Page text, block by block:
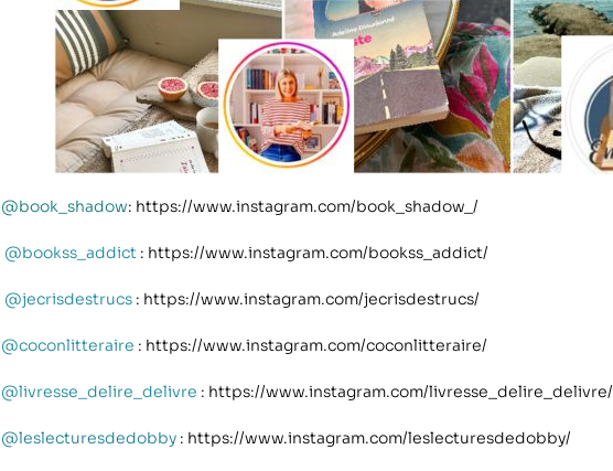
@book_shadow: https://www.instagram.com/book_shadow_/
@bookss_addict : https://www.instagram.com/bookss_addict/
@jecrisdestrucs : https://www.instagram.com/jecrisdestrucs/
@coconlitteraire : https://www.instagram.com/coconlitteraire/
@livresse_delire_delivre : https://www.instagram.com/livresse_delire_delivre/
@leslecturesdedobby : https://www.instagram.com/leslecturesdedobby/